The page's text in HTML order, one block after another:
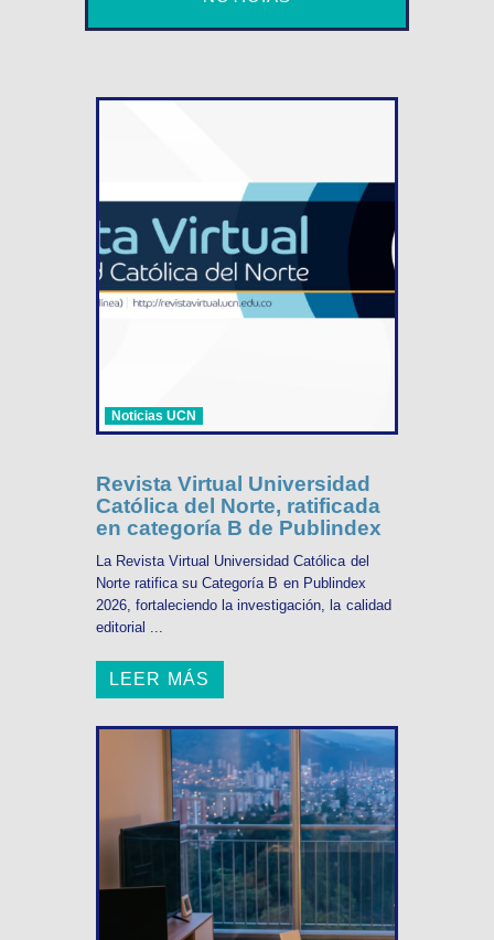
Noticias UCN
Revista Virtual Universidad
Católica del Norte, ratificada
en categoría B de Publindex
La Revista Virtual Universidad Católica del
Norte ratifica su Categoría B en Publindex
2026, fortaleciendo la investigación, la calidad
editorial ...
LEER MÁS